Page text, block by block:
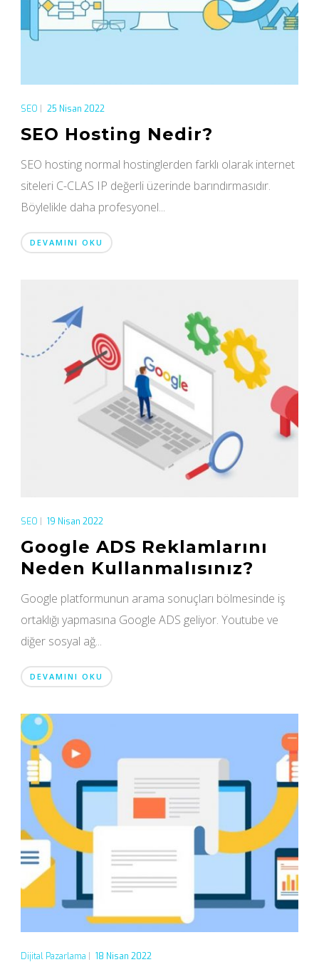
SEO 25 Nisan 2022
SEO Hosting Nedir?
SEO hosting normal hostinglerden farklı olarak internet
siteleri C-CLAS IP değerli üzerinde barındırmasıdır.
Böylelikle daha profesyonel...
DEVAMINI OKU
SEO 19 Nisan 2022
Google ADS Reklamlarını
Neden Kullanmalısınız?
Google platformunun arama sonuçları bölmesinde iş
ortaklığı yapmasına Google ADS geliyor. Youtube ve
diğer sosyal ağ...
DEVAMINI OKU
Dijital Pazarlama 18 Nisan 2022